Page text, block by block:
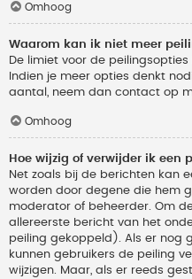
Omhoog
Waarom kan ik niet meer
De limiet voor de
Indien je meer opties denkt
aantal, neem dan contact op
Omhoog
Hoe wijzig of verwijder ik een
Net zoals bij de berichten kan
worden door degene die hem
moderator of beheerder. Om
allereerste bericht van het
peiling gekoppeld). Als er nog
kunnen gebruikers de peiling
wijzigen. Maar, als er reeds